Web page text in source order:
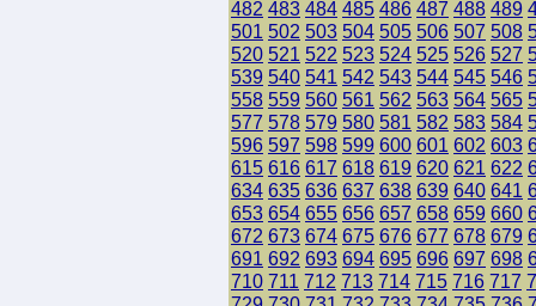
482 483 484 485 486 487 488 489
501 502 503 504 505 506 507 508
520 521 522 523 524 525 526 527
539 540 541 542 543 544 545 546
558 559 560 561 562 563 564 565
577 578 579 580 581 582 583 584
596 597 598 599 600 601 602 603
615 616 617 618 619 620 621 622
634 635 636 637 638 639 640 641
653 654 655 656 657 658 659 660
672 673 674 675 676 677 678 679
691 692 693 694 695 696 697 698
710 711 712 713 714 715 716 717